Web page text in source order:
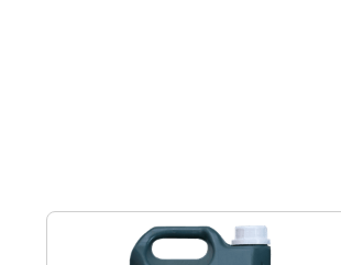
8º
tinta
9
vaso sanitário